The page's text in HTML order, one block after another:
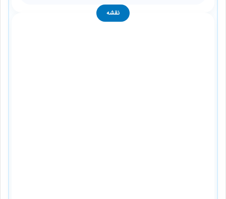
نقشه